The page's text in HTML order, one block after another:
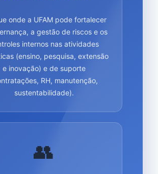
onde a UFAM pode fortalecer
a gestão de riscos e os
internos nas atividades
(ensino, pesquisa, extensão
e inovação) e de suporte
RH, manutenção,
sustentabilidade).
👥